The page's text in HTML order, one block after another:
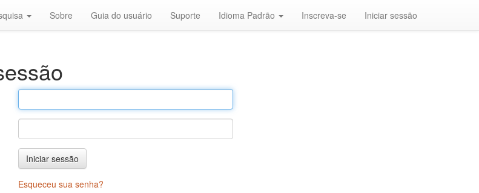
Sobre Guia do usuário Suporte Idioma Padrão Inscreva-se Iniciar sessão
Iniciar sessão
Esqueceu sua senha?